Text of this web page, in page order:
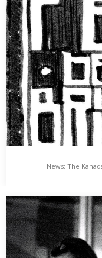
Huey Walker und
und Greifswald
Der späte Sommer,
Jahreszeiten, krümmt
News: The
2015
Am 21.6. spielen The
im Rahmen der Fête
News: The